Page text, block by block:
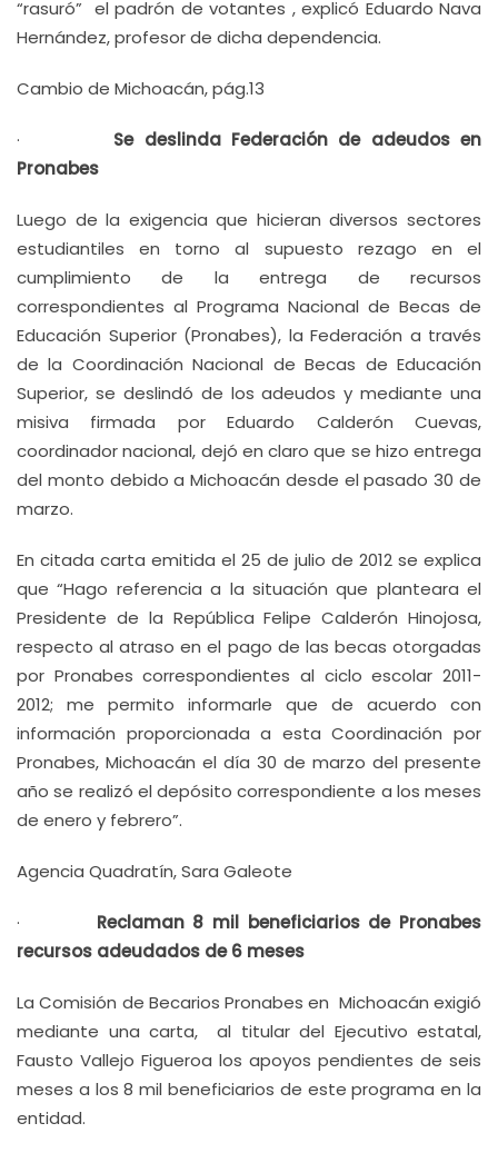
“rasuró” el padrón de votantes , explicó Eduardo Nava
Hernández, profesor de dicha dependencia.
Cambio de Michoacán, pág.13
· Se deslinda Federación de adeudos en
Pronabes
Luego de la exigencia que hicieran diversos sectores
estudiantiles en torno al supuesto rezago en el
cumplimiento de la entrega de recursos
correspondientes al Programa Nacional de Becas de
Educación Superior (Pronabes), la Federación a través
de la Coordinación Nacional de Becas de Educación
Superior, se deslindó de los adeudos y mediante una
misiva firmada por Eduardo Calderón Cuevas,
coordinador nacional, dejó en claro que se hizo entrega
del monto debido a Michoacán desde el pasado 30 de
marzo.
En citada carta emitida el 25 de julio de 2012 se explica
que “Hago referencia a la situación que planteara el
Presidente de la República Felipe Calderón Hinojosa,
respecto al atraso en el pago de las becas otorgadas
por Pronabes correspondientes al ciclo escolar 2011-
2012; me permito informarle que de acuerdo con
información proporcionada a esta Coordinación por
Pronabes, Michoacán el día 30 de marzo del presente
año se realizó el depósito correspondiente a los meses
de enero y febrero”.
Agencia Quadratín, Sara Galeote
· Reclaman 8 mil beneficiarios de Pronabes
recursos adeudados de 6 meses
La Comisión de Becarios Pronabes en Michoacán exigió
mediante una carta, al titular del Ejecutivo estatal,
Fausto Vallejo Figueroa los apoyos pendientes de seis
meses a los 8 mil beneficiarios de este programa en la
entidad.